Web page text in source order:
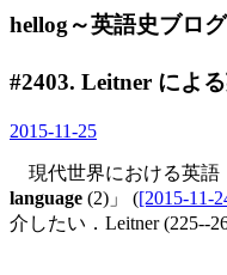
hellog～英語史ブログ
#2403. Leitner によ
2015-11-25
現代世界における英語
language (2)」 ([2015-11-
介したい．Leitner (225--